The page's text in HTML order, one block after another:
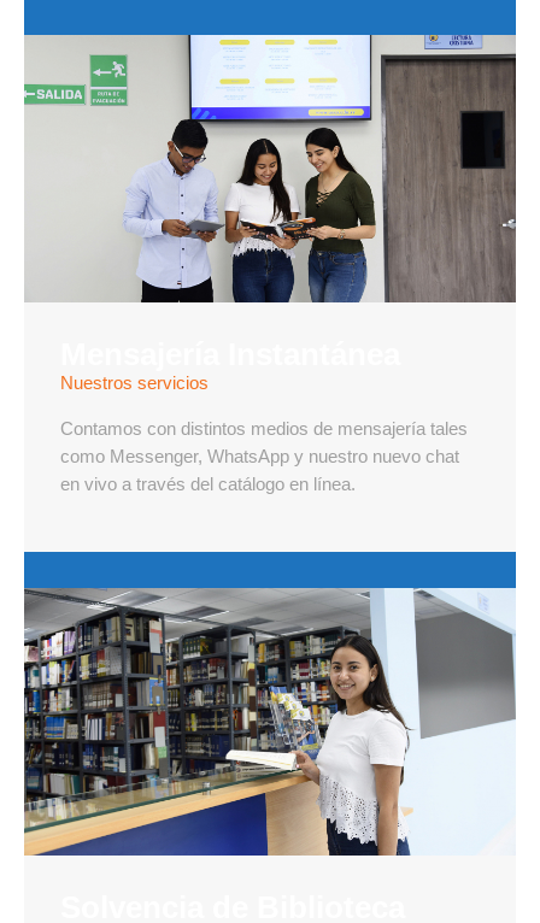
Nuestros servicios
Contamos con distintos medios de mensajería tales
como Messenger, WhatsApp y nuestro nuevo chat
en vivo a través del catálogo en línea.